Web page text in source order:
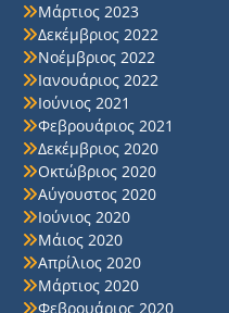
Μάρτιος 2023
Δεκέμβριος 2022
Νοέμβριος 2022
Ιανουάριος 2022
Ιούνιος 2021
Φεβρουάριος 2021
Δεκέμβριος 2020
Οκτώβριος 2020
Αύγουστος 2020
Ιούνιος 2020
Μάιος 2020
Απρίλιος 2020
Μάρτιος 2020
Φεβρουάριος 2020